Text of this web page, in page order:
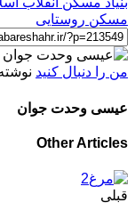
مسکن روستایی
من را دنبال کنید
عیسی وحدت جوان
Other Articles
قبلی